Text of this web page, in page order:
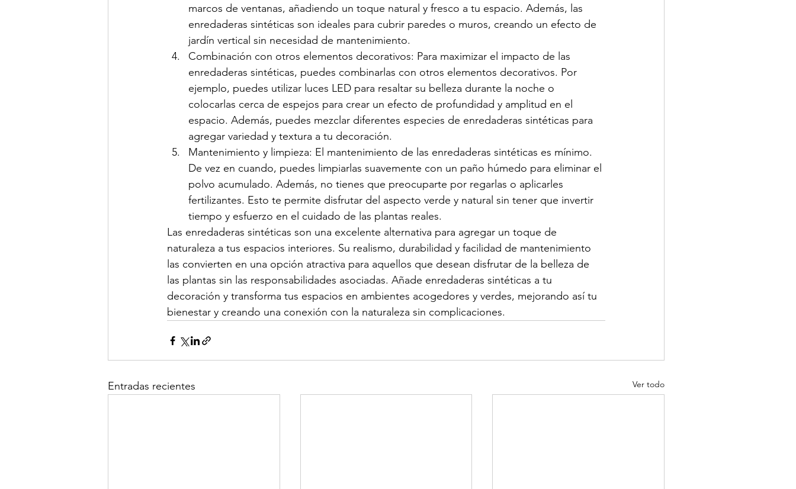
marcos de ventanas, añadiendo un toque natural y fresco a tu espacio. Además, las
enredaderas sintéticas son ideales para cubrir paredes o muros, creando un efecto de
jardín vertical sin necesidad de mantenimiento.
Combinación con otros elementos decorativos: Para maximizar el impacto de las
enredaderas sintéticas, puedes combinarlas con otros elementos decorativos. Por
ejemplo, puedes utilizar luces LED para resaltar su belleza durante la noche o
colocarlas cerca de espejos para crear un efecto de profundidad y amplitud en el
espacio. Además, puedes mezclar diferentes especies de enredaderas sintéticas para
agregar variedad y textura a tu decoración.
Mantenimiento y limpieza: El mantenimiento de las enredaderas sintéticas es mínimo.
De vez en cuando, puedes limpiarlas suavemente con un paño húmedo para eliminar el
polvo acumulado. Además, no tienes que preocuparte por regarlas o aplicarles
fertilizantes. Esto te permite disfrutar del aspecto verde y natural sin tener que invertir
tiempo y esfuerzo en el cuidado de las plantas reales.
Las enredaderas sintéticas son una excelente alternativa para agregar un toque de
naturaleza a tus espacios interiores. Su realismo, durabilidad y facilidad de mantenimiento
las convierten en una opción atractiva para aquellos que desean disfrutar de la belleza de
las plantas sin las responsabilidades asociadas. Añade enredaderas sintéticas a tu
decoración y transforma tus espacios en ambientes acogedores y verdes, mejorando así tu
bienestar y creando una conexión con la naturaleza sin complicaciones.
Entradas recientes Ver todo